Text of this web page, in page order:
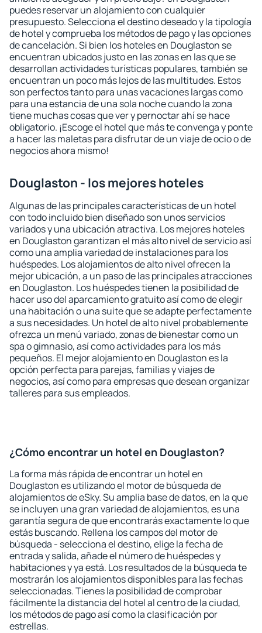
puedes reservar un alojamiento con cualquier
presupuesto. Selecciona el destino deseado y la tipología
de hotel y comprueba los métodos de pago y las opciones
de cancelación. Si bien los hoteles en Douglaston se
encuentran ubicados justo en las zonas en las que se
desarrollan actividades turísticas populares, también se
encuentran un poco más lejos de las multitudes. Estos
son perfectos tanto para unas vacaciones largas como
para una estancia de una sola noche cuando la zona
tiene muchas cosas que ver y pernoctar ahí se hace
obligatorio. ¡Escoge el hotel que más te convenga y ponte
a hacer las maletas para disfrutar de un viaje de ocio o de
negocios ahora mismo!
Douglaston - los mejores hoteles
Algunas de las principales características de un hotel
con todo incluido bien diseñado son unos servicios
variados y una ubicación atractiva. Los mejores hoteles
en Douglaston garantizan el más alto nivel de servicio así
como una amplia variedad de instalaciones para los
huéspedes. Los alojamientos de alto nivel ofrecen la
mejor ubicación, a un paso de las principales atracciones
en Douglaston. Los huéspedes tienen la posibilidad de
hacer uso del aparcamiento gratuito así como de elegir
una habitación o una suite que se adapte perfectamente
a sus necesidades. Un hotel de alto nivel probablemente
ofrezca un menú variado, zonas de bienestar como un
spa o gimnasio, así como actividades para los más
pequeños. El mejor alojamiento en Douglaston es la
opción perfecta para parejas, familias y viajes de
negocios, así como para empresas que desean organizar
talleres para sus empleados.
¿Cómo encontrar un hotel en Douglaston?
La forma más rápida de encontrar un hotel en
Douglaston es utilizando el motor de búsqueda de
alojamientos de eSky. Su amplia base de datos, en la que
se incluyen una gran variedad de alojamientos, es una
garantía segura de que encontrarás exactamente lo que
estás buscando. Rellena los campos del motor de
búsqueda - selecciona el destino, elige la fecha de
entrada y salida, añade el número de huéspedes y
habitaciones y ya está. Los resultados de la búsqueda te
mostrarán los alojamientos disponibles para las fechas
seleccionadas. Tienes la posibilidad de comprobar
fácilmente la distancia del hotel al centro de la ciudad,
los métodos de pago así como la clasificación por
estrellas.